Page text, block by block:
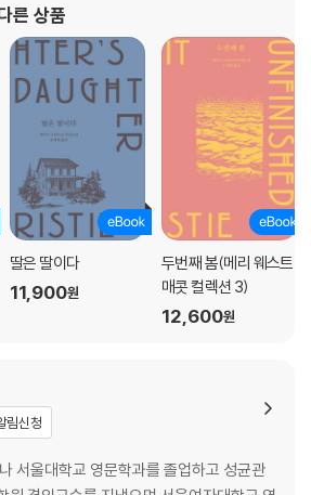
수수께끼』를 썼는데
른 상품
딸은 딸이다
11,900원
두번째 봄(메리 웨스트
매콧 컬렉션 3)
12,600원
림신청
서울대학교 영문학과를 졸업하고 성균관